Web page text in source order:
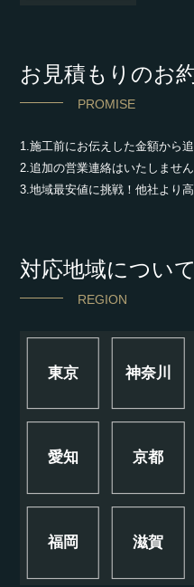
お見積もりのお
PROMISE
1.施工前にお伝えした金額から
2.追加の営業連絡はいたしません
3.地域最安値に挑戦！他社より
対応地域について
REGION
東京 神奈川
愛知 京都
福岡 滋賀